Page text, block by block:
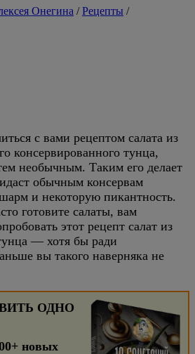
Онегина /Рецепты /
с вами рецептом салата из
консервированного тунца,
необычным. Таким его делает
обычным консервам
и некоторую пикантность.
готовите салаты, вам
этот рецепт салат из
— хотя бы ради
вы такого наверняка не
ОДНО
новых